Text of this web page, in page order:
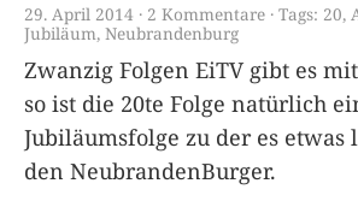
29. April 2014 2 Kommentare Tags: 20,
Jubiläum, Neubrandenburg
Zwanzig Folgen EiTV gibt es
so ist die 20te Folge natürlich
Jubiläumsfolge zu der es etwas
den NeubrandenBurger.